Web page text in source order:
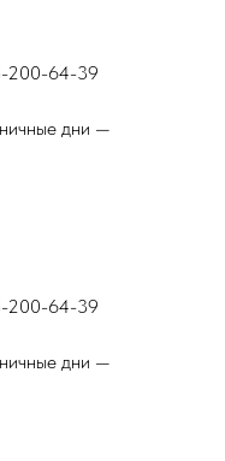
200-64-39
дни —
200-64-39
дни —